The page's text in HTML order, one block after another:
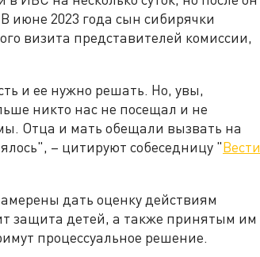
июне 2023 года сын сибирячки
визита представителей комиссии,
и ее нужно решать. Но, увы,
никто нас не посещал и не
Отца и мать обещали вызвать на
– цитируют собеседницу "Вести
дать оценку действиям
защита детей, а также принятым им
процессуальное решение.